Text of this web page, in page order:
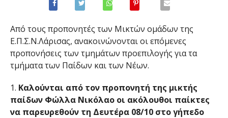
Από τους προπονητές των Μικτών ομάδων της
Ε.Π.Σ.Ν.Λάρισας, ανακοινώνονται οι επόμενες
προπονήσεις των τμημάτων προεπιλογής για τα
τμήματα των Παίδων και των Νέων.
1. Καλούνται από τον προπονητή της μικτής
παίδων Φώλλα Νικόλαο οι ακόλουθοι παίκτες
να παρευρεθούν τη Δευτέρα 08/10 στο γήπεδο